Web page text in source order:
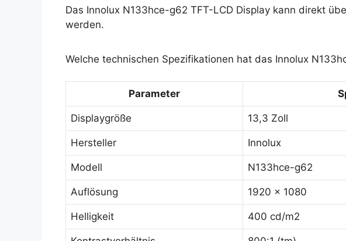
Das Innolux N133hce-g62 TFT-LCD Display kann direkt
werden.
Welche technischen Spezifikationen hat das Innolux
Parameter
Displaygröße 13,3 Zoll
Hersteller Innolux
Modell N133hce-g62
Auflösung 1920 x 1080
Helligkeit 400 cd/m2